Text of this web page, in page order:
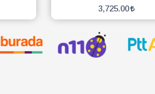
3,725.00
SEPETE EKLE